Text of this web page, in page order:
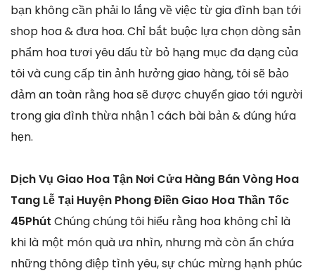
bạn không cần phải lo lắng về việc từ gia đình bạn tới
shop hoa & đưa hoa. Chỉ bắt buộc lựa chọn dòng sản
phẩm hoa tươi yêu dấu từ bỏ hạng mục đa dạng của
tôi và cung cấp tin ảnh hưởng giao hàng, tôi sẽ bảo
đảm an toàn rằng hoa sẽ được chuyển giao tới người
trong gia đình thừa nhận 1 cách bài bản & đúng hứa
hẹn.
Dịch Vụ Giao Hoa Tận Nơi Cửa Hàng Bán Vòng Hoa
Tang Lễ Tại Huyện Phong Điền Giao Hoa Thần Tốc
45Phút Chúng chúng tôi hiểu rằng hoa không chỉ là
khi là một món quà ưa nhìn, nhưng mà còn ẩn chứa
những thông điệp tình yêu, sự chúc mừng hạnh phúc